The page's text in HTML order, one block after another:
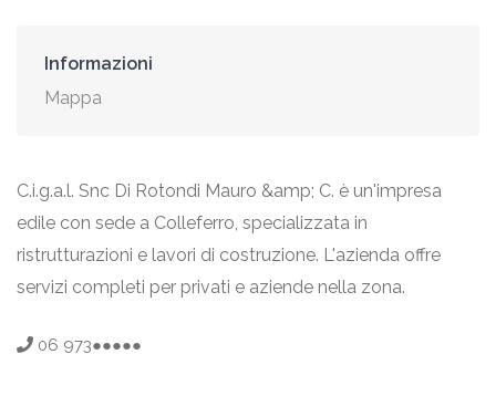
Informazioni
Mappa
C.i.g.a.l. Snc Di Rotondi Mauro &amp; C. è un'impresa
edile con sede a Colleferro, specializzata in
ristrutturazioni e lavori di costruzione. L'azienda offre
servizi completi per privati e aziende nella zona.
06 973●●●●●